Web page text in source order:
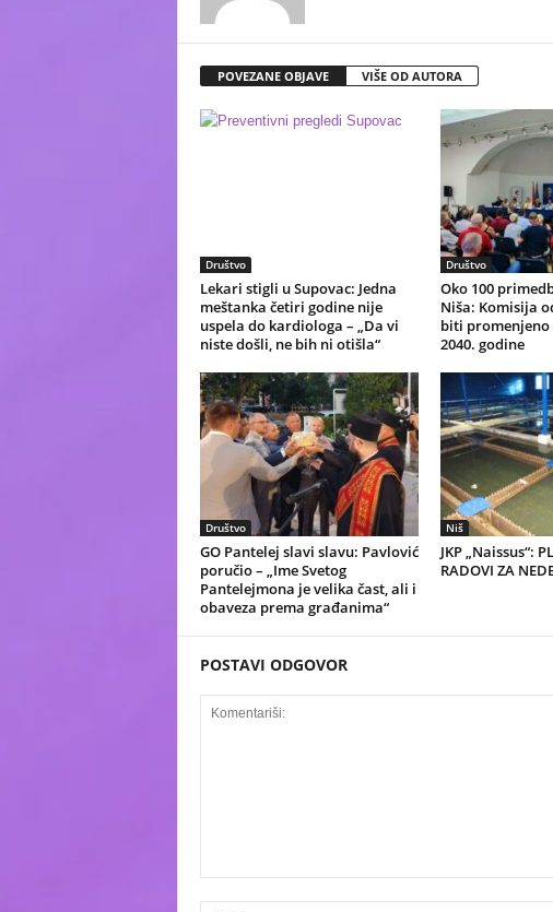
POVEZANE OBJAVE VIŠE OD AUTORA
Društvo
Lekari stigli u Supovac: Jedna
meštanka četiri godine nije
uspela do kardiologa – „Da vi
niste došli, ne bih ni otišla“
Društvo
Oko 100
Niša: Komisija
biti promenjeno
2040. godine
Društvo
GO Pantelej slavi slavu: Pavlović
poručio – „Ime Svetog
Pantelejmona je velika čast, ali i
obaveza prema građanima“
Niš
JKP „Naissus“:
RADOVI ZA
POSTAVI ODGOVOR